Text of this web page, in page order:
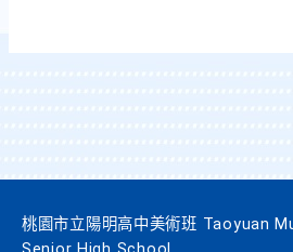
桃園市立陽明高中美術班 Taoyuan